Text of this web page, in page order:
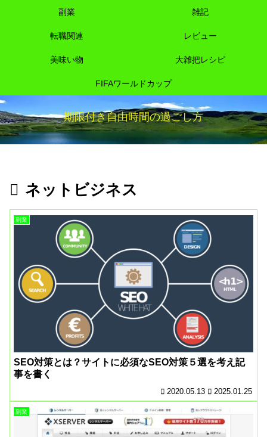
期限付き自由時間の過ごし方
副業 雑記
転職関連 レビュー
美味い物 大雑把レシピ
FIFAワールドカップ
ネットビジネス
副業
SEO対策とは？サイトに必須なSEO対策５選を考え記
事を書く
2020.05.13 2025.01.25
副業